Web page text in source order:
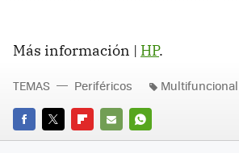
Más información | HP.
FACEBOOK
TWITTERFLIPBOARD
E-
WHATSAPP
TEMAS Periféricos Multifuncional